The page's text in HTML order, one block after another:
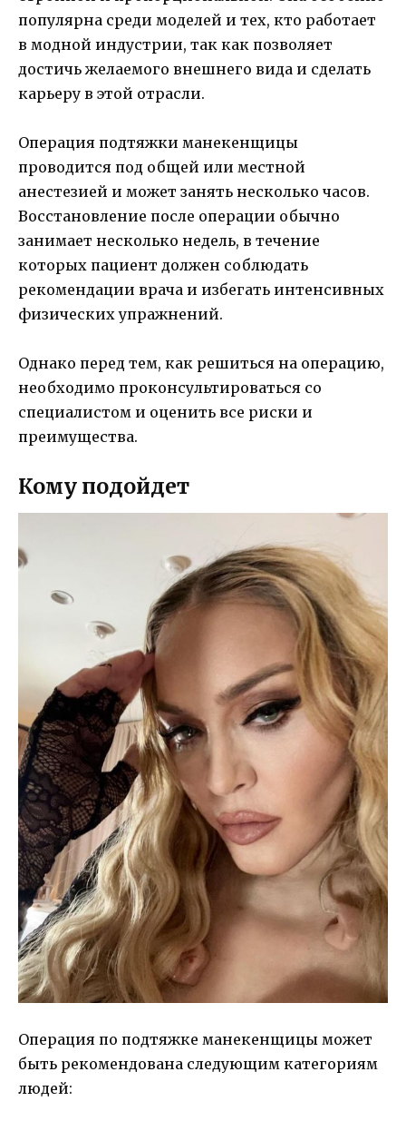
популярна среди моделей и тех, кто работает
в модной индустрии, так как позволяет
достичь желаемого внешнего вида и сделать
карьеру в этой отрасли.
Операция подтяжки манекенщицы
проводится под общей или местной
анестезией и может занять несколько часов.
Восстановление после операции обычно
занимает несколько недель, в течение
которых пациент должен соблюдать
рекомендации врача и избегать интенсивных
физических упражнений.
Однако перед тем, как решиться на операцию,
необходимо проконсультироваться со
специалистом и оценить все риски и
преимущества.
Кому подойдет
Операция по подтяжке манекенщицы может
быть рекомендована следующим категориям
людей: